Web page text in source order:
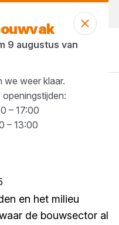
de
en het milieu
de bouwsector al
9 augustus van
we weer klaar.
– 17:00